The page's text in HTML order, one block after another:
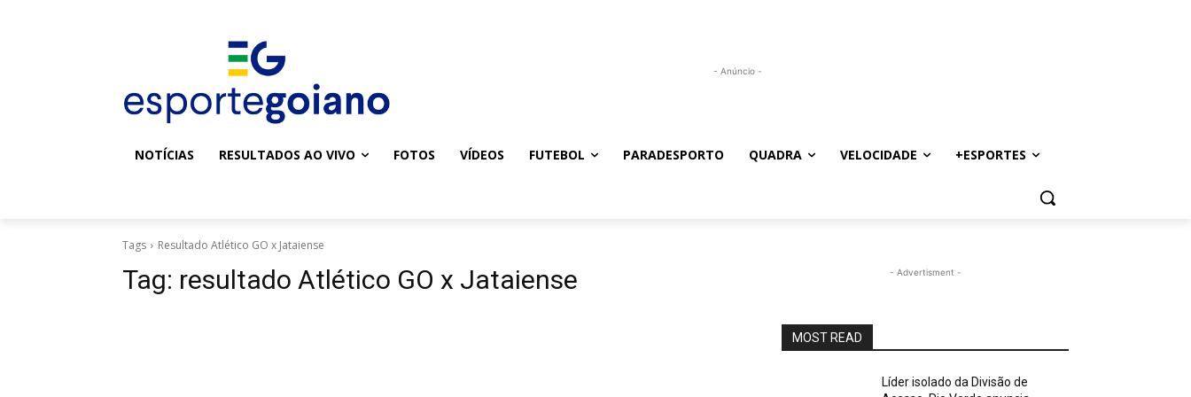
- Anúncio -
NOTÍCIAS RESULTADOS AO VIVO FOTOS VÍDEOS FUTEBOL PARADESPORTO QUADRA VELOCIDADE +ESPORTES
Tags Resultado Atlético GO x Jataiense
Tag: resultado Atlético GO x Jataiense - Advertisment -
MOST READ
Líder isolado da Divisão de